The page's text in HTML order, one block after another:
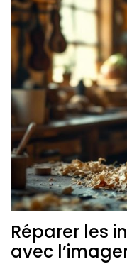
Réparer les
avec